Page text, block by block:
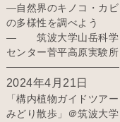
―自然界のキノコ・カビ
の多様性を調べよう
― 筑波大学山岳科学
センター菅平高原実験所
2024年4月21日
「構内植物ガイドツアー
みどり散歩」＠筑波大学